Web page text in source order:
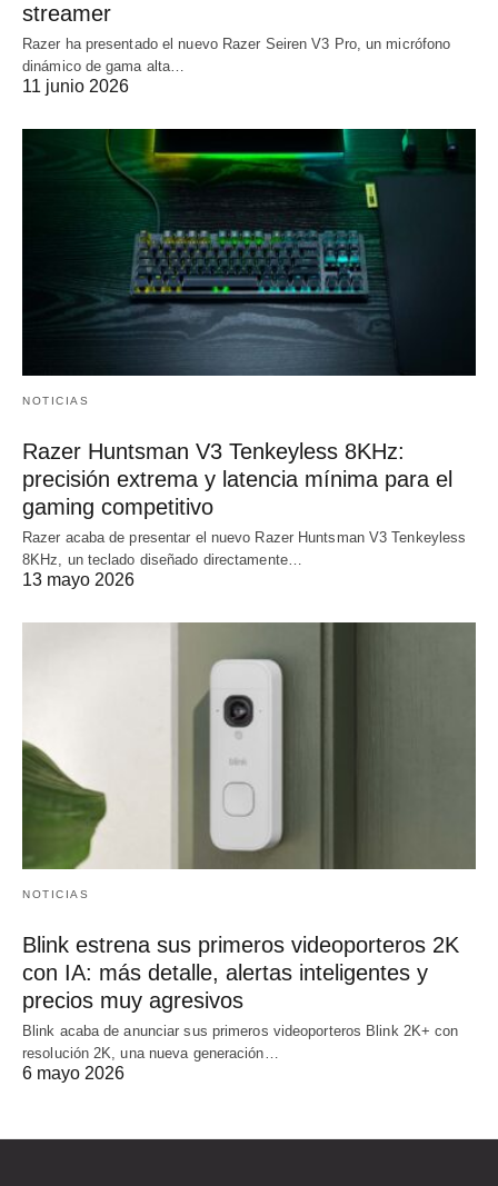
streamer
Razer ha presentado el nuevo Razer Seiren V3 Pro, un micrófono
dinámico de gama alta…
11 junio 2026
NOTICIAS
Razer Huntsman V3 Tenkeyless 8KHz:
precisión extrema y latencia mínima para el
gaming competitivo
Razer acaba de presentar el nuevo Razer Huntsman V3 Tenkeyless
8KHz, un teclado diseñado directamente…
13 mayo 2026
NOTICIAS
Blink estrena sus primeros videoporteros 2K
con IA: más detalle, alertas inteligentes y
precios muy agresivos
Blink acaba de anunciar sus primeros videoporteros Blink 2K+ con
resolución 2K, una nueva generación…
6 mayo 2026